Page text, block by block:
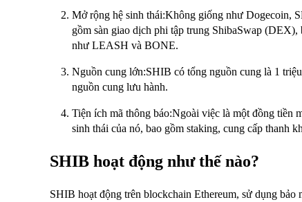
Mở rộng hệ sinh thái:Không giống như Dogecoin,
gồm sàn giao dịch phi tập trung ShibaSwap
như LEASH và BONE.
Nguồn cung lớn:SHIB có tổng nguồn cung là 1
nguồn cung lưu hành.
Tiện ích mã thông báo:Ngoài việc là một đồng tiền
sinh thái của nó, bao gồm staking, cung cấp thanh
SHIB hoạt động như thế nào?
SHIB hoạt động trên blockchain Ethereum, sử dụng bảo